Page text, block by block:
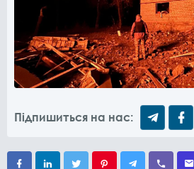
Підпишиться на нас: